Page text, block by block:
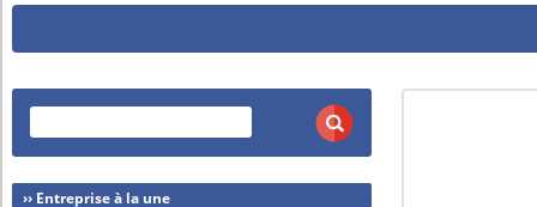
›› Entreprise à la une